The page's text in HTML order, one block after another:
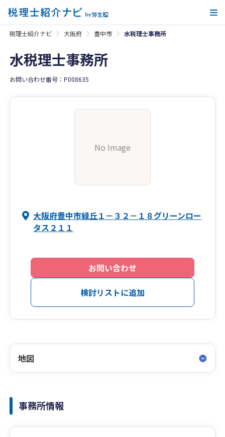
税理士紹介ナビ 大阪府 豊中市 水税理士事務所
水税理士事務所
お問い合わせ番号：P008635
No Image
大阪府豊中市緑丘１－３２－１８グリーンロー
タス２１１
お問い合わせ
検討リストに追加
地図
事務所情報